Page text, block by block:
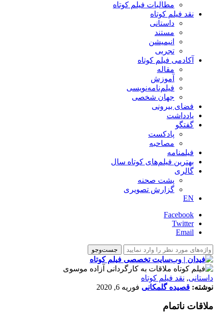
مطالبات فیلم کوتاه
نقد فیلم کوتاه
داستانی
مستند
انیمیشن
تجربی
آکادمی فیلم کوتاه
مقاله
آموزش
فیلم‌نامه‌نویسی
جهان شخصی
فضای بیرونی
یادداشت
گفتگو
پادکست
مصاحبه
فیلمنامه
بهترین فیلم‌های کوتاه سال
گالری
پشت صحنه
گزارش تصویری
EN
Facebook
Twitter
Email
داستانی, نقد فیلم کوتاه
نوشته: قصیده گلمکانی فوریه 6, 2020
ملاقات ناتمام